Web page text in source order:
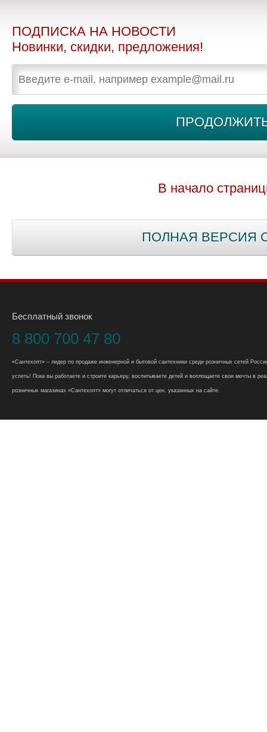
ПОДПИСКА НА НОВОСТИ
Новинки, скидки, предложения!
В начало
ПОЛНАЯ ВЕРСИЯ
Бесплатный звонок
8 800 700 47 80
«Сантехопт» – лидер по продаже инженерной и бытовой сантехники среди розничных сетей
успеть! Пока вы работаете и строите карьеру, воспитываете детей и воплощаете свои мечты в
розничных магазинах «Сантехопт» могут отличаться от цен, указанных на сайте.